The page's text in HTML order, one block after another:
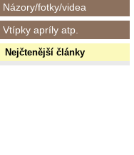
Názory/fotky/videa
Vtípky apríly atp.
Nejčtenější články